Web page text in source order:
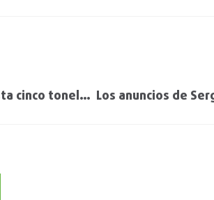
El Gobierno entregará hasta cinco toneladas de fertilizantes a productores en emergencia